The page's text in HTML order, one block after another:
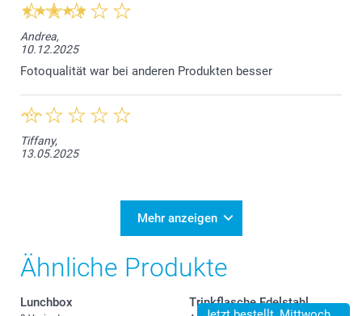
Andrea,
10.12.2025
Fotoqualität war bei anderen Produkten besser
Tiffany,
13.05.2025
Mehr anzeigen
Ähnliche Produkte
Lunchbox Trinkflasche Edelstahl